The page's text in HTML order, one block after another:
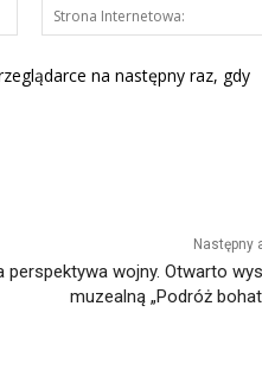
mail:*
na następny raz, gdy
Następny
perspektywa wojny. Otwarto
muzealną „Podróż